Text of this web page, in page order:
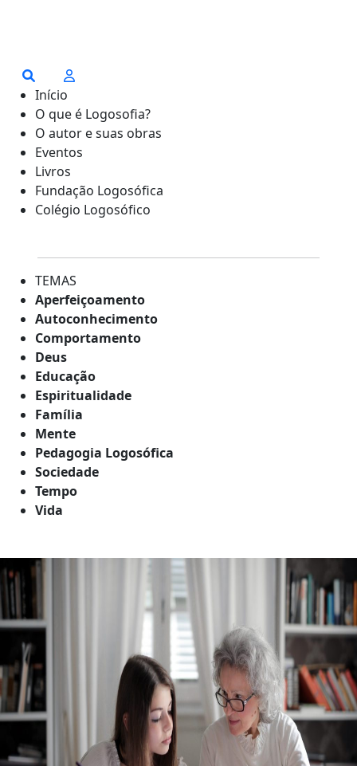
Início
O que é Logosofia?
O autor e suas obras
Eventos
Livros
Fundação Logosófica
Colégio Logosófico
TEMAS
Aperfeiçoamento
Autoconhecimento
Comportamento
Deus
Educação
Espiritualidade
Família
Mente
Pedagogia Logosófica
Sociedade
Tempo
Vida